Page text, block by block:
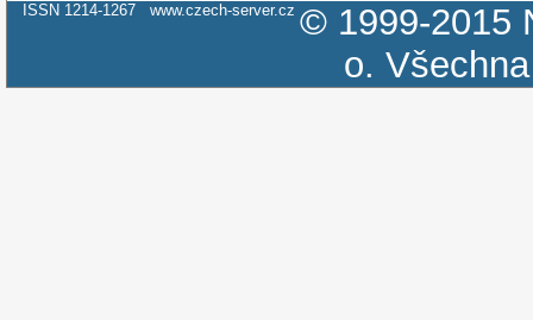
ISSN 1214-1267 www.czech-server.cz © 1999-2015
o.